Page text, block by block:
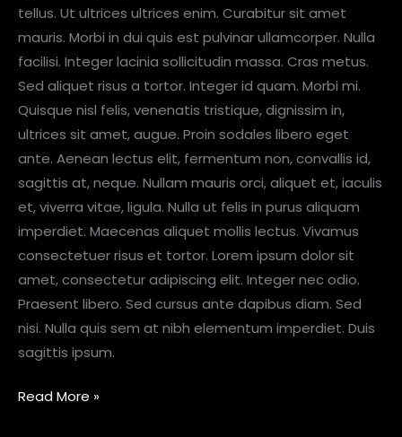
tellus. Ut ultrices ultrices enim. Curabitur sit amet
mauris. Morbi in dui quis est pulvinar ullamcorper. Nulla
facilisi. Integer lacinia sollicitudin massa. Cras metus.
Sed aliquet risus a tortor. Integer id quam. Morbi mi.
Quisque nisl felis, venenatis tristique, dignissim in,
ultrices sit amet, augue. Proin sodales libero eget
ante. Aenean lectus elit, fermentum non, convallis id,
sagittis at, neque. Nullam mauris orci, aliquet et, iaculis
et, viverra vitae, ligula. Nulla ut felis in purus aliquam
imperdiet. Maecenas aliquet mollis lectus. Vivamus
consectetuer risus et tortor. Lorem ipsum dolor sit
amet, consectetur adipiscing elit. Integer nec odio.
Praesent libero. Sed cursus ante dapibus diam. Sed
nisi. Nulla quis sem at nibh elementum imperdiet. Duis
sagittis ipsum.
Read More »